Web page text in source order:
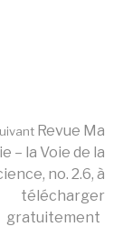
Revue Ma
– la Voie de la
no. 2.6, à
télécharger
gratuitement